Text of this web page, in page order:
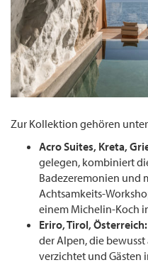
Zur Kollektion gehören
Acro Suites, Kreta,
gelegen, kombiniert
Badezeremonien und
Achtsamkeits-
einem Michelin-Koch
Eriro, Tirol, Österreich:
der Alpen, die
verzichtet und